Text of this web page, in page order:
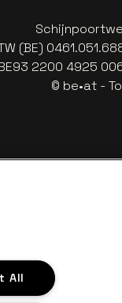
(BE)
2200 4925
© be•at -
le site de Coca-
All